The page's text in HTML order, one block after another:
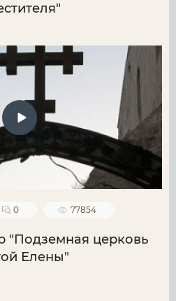
0 77854
"Подземная церковь
Елены"